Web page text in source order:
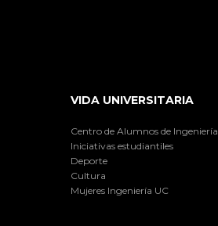
VIDA UNIVERSITARIA
Centro de Alumnos de Ingeniería
Iniciativas estudiantiles
Deporte
Cultura
Mujeres Ingeniería UC